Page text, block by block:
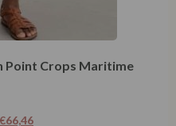
Point Crops Maritime
€ 66,46